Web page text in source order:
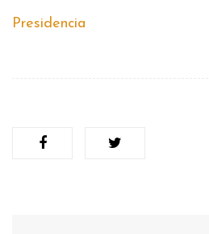
Presidencia